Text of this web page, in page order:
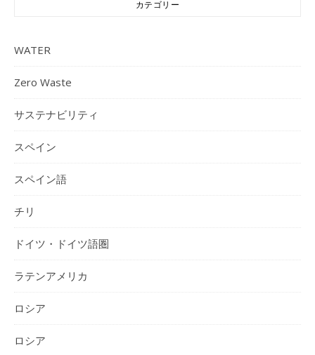
カテゴリー
WATER
Zero Waste
サステナビリティ
スペイン
スペイン語
チリ
ドイツ・ドイツ語圏
ラテンアメリカ
ロシア
ロシア